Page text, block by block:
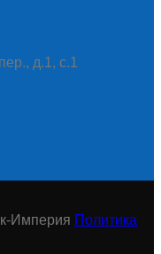
д.1, с.1
Империя Политика